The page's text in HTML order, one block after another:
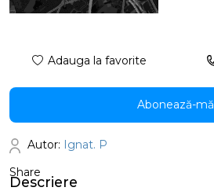
Descriere
Adauga la favorite
Abonează-mă
Autor: Ignat. P
Share